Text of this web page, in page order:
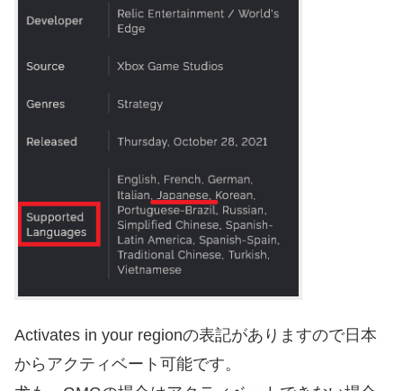
Activates in your regionの表記がありますので日本
からアクティベート可能です。